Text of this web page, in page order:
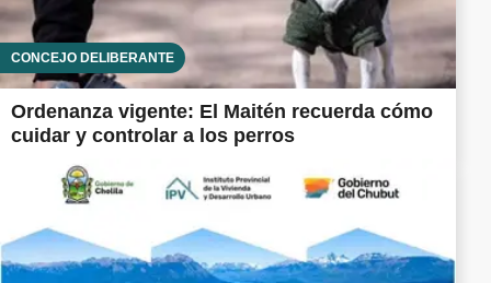
CONCEJO DELIBERANTE
Ordenanza vigente: El Maitén recuerda cómo
cuidar y controlar a los perros